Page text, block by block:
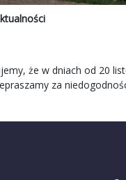
że w dniach od 20
za